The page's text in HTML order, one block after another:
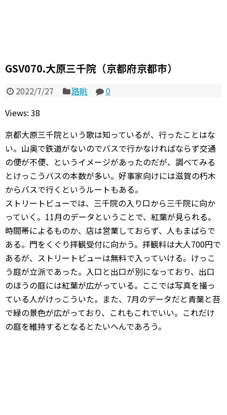
GSV070.大原三千院（京都府京都市）
2022/7/27 路眺
0
Views: 38
京都大原三千院という歌は知っているが、行ったことはな
い。山奥で鉄道がないのでバスで行かなければならず交通
の便が不便、というイメージがあったのだが、調べてみる
とけっこうバスの本数が多い。好事家向けには滋賀の朽木
からバスで行くというルートもある。
ストリートビューでは、三千院の入り口から三千院に向か
っていく。11月のデータということで、紅葉が見られる。
時間帯によるものか、店は営業しておらず、人もまばらで
ある。門をくぐり拝観受付に向かう。拝観料は大人700円で
あるが、ストリートビューは無料で入っていける。けっこ
う庭が立派であった。入口と出口が別になっており、出口
のほうの庭には紅葉が広がっている。ここでは写真を撮っ
ている人がけっこういた。また、7月のデータだと青葉と苔
で緑の景色が広がっており、これもこれでいい。これだけ
の庭を維持するとなるとたいへんであろう。